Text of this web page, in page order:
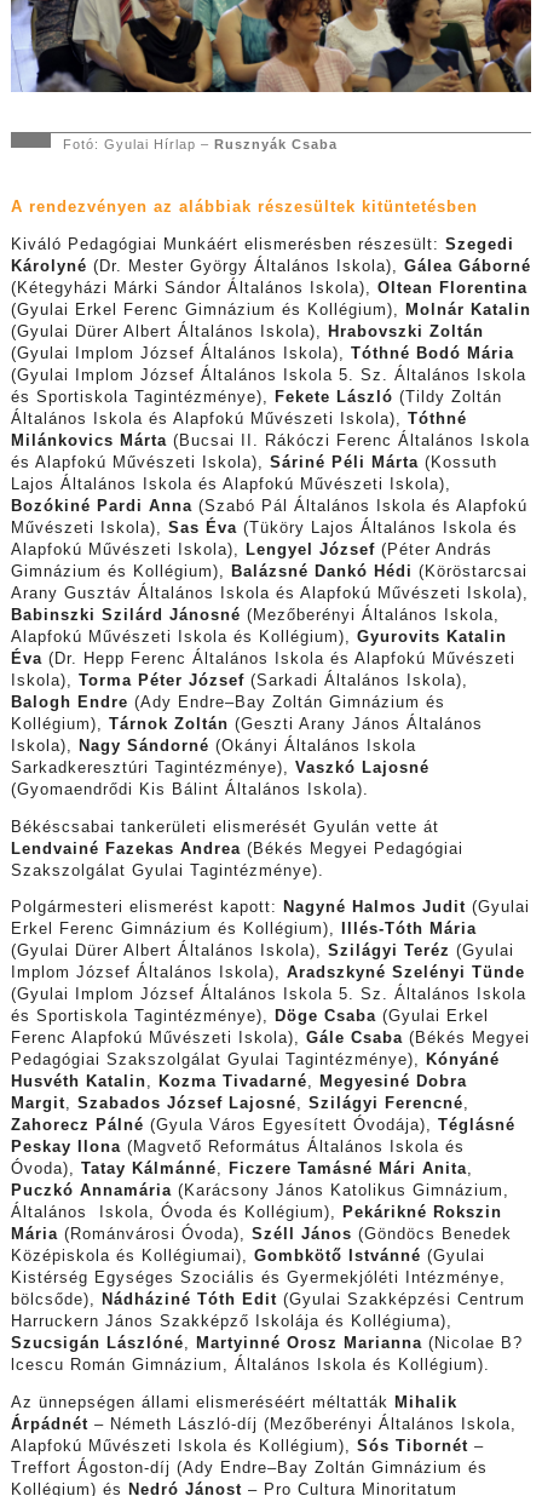
Fotó: Gyulai Hírlap – Rusznyák Csaba
A rendezvényen az alábbiak részesültek kitüntetésben
Kiváló Pedagógiai Munkáért elismerésben részesült: Szegedi
Károlyné (Dr. Mester György Általános Iskola), Gálea Gáborné
(Kétegyházi Márki Sándor Általános Iskola), Oltean Florentina
(Gyulai Erkel Ferenc Gimnázium és Kollégium),
Molnár Katalin
(Gyulai Dürer Albert Általános Iskola),
Hrabovszki Zoltán
(Gyulai Implom József Általános Iskola), Tóthné Bodó Mária
(Gyulai Implom József Általános Iskola 5. Sz. Általános Iskola
és Sportiskola Tagintézménye),
Fekete László (Tildy Zoltán
Általános Iskola és Alapfokú Művészeti Iskola), Tóthné
Milánkovics Márta(Bucsai II. Rákóczi Ferenc Általános Iskola
és Alapfokú Művészeti Iskola), Sáriné Péli Márta(Kossuth
Lajos Általános Iskola és Alapfokú Művészeti Iskola),
Bozókiné Pardi Anna(Szabó Pál Általános Iskola és Alapfokú
Művészeti Iskola), Sas Éva(Tüköry Lajos Általános Iskola és
Alapfokú Művészeti Iskola),
Lengyel József(Péter András
Gimnázium és Kollégium),
Balázsné Dankó Hédi (Köröstarcsai
Arany Gusztáv Általános Iskola és Alapfokú Művészeti Iskola),
Babinszki Szilárd Jánosné (Mezőberényi Általános Iskola,
Alapfokú Művészeti Iskola és Kollégium), Gyurovits Katalin
Éva(Dr. Hepp Ferenc Általános Iskola és Alapfokú Művészeti
Iskola), Torma Péter József(Sarkadi Általános Iskola),
Balogh Endre (Ady Endre–Bay Zoltán Gimnázium és
Kollégium), Tárnok Zoltán (Geszti Arany János Általános
Iskola),
Nagy Sándorné (Okányi Általános Iskola
Sarkadkeresztúri Tagintézménye), Vaszkó Lajosné
(Gyomaendrődi Kis Bálint Általános Iskola).
Békéscsabai tankerületi elismerését Gyulán vette át
Lendvainé Fazekas Andrea (Békés Megyei Pedagógiai
Szakszolgálat Gyulai Tagintézménye).
Polgármesteri elismerést kapott: Nagyné Halmos Judit(Gyulai
Erkel Ferenc Gimnázium és Kollégium),
Illés-Tóth Mária
(Gyulai Dürer Albert Általános Iskola), Szilágyi Teréz (Gyulai
Implom József Általános Iskola), Aradszkyné Szelényi Tünde
(Gyulai Implom József Általános Iskola 5. Sz. Általános Iskola
és Sportiskola Tagintézménye),
Döge Csaba(Gyulai Erkel
Ferenc Alapfokú Művészeti Iskola), Gále Csaba(Békés Megyei
Pedagógiai Szakszolgálat Gyulai Tagintézménye),
Kónyáné
Husvéth Katalin, Kozma Tivadarné,
Megyesiné Dobra
Margit, Szabados József Lajosné, Szilágyi Ferencné,
Zahorecz Pálné (Gyula Város Egyesített Óvodája), Téglásné
Peskay Ilona(Magvető Református Általános Iskola és
Óvoda), Tatay Kálmánné, Ficzere Tamásné Mári Anita,
Puczkó Annamária(Karácsony János Katolikus Gimnázium,
Általános Iskola, Óvoda és Kollégium),
Pekárikné Rokszin
Mária(Románvárosi Óvoda), Széll János (Göndöcs Benedek
Középiskola és Kollégiumai), Gombkötő Istvánné (Gyulai
Kistérség Egységes Szociális és Gyermekjóléti Intézménye,
bölcsőde),
Nádháziné Tóth Edit(Gyulai Szakképzési Centrum
Harruckern János Szakképző Iskolája és Kollégiuma),
Szucsigán Lászlóné, Martyinné Orosz Marianna(Nicolae B?
lcescu Román Gimnázium, Általános Iskola és Kollégium).
Az ünnepségen állami elismeréséért méltatták Mihalik
Árpádnét– Németh László-díj (Mezőberényi Általános Iskola,
Alapfokú Művészeti Iskola és Kollégium), Sós Tibornét–
Treffort Ágoston-díj (Ady Endre–Bay Zoltán Gimnázium és
Kollégium) és
Nedró Jánost– Pro Cultura Minoritatum